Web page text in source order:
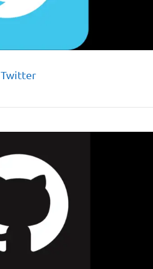
Twitter